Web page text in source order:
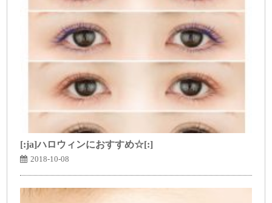
[:ja]ハロウィンにおすすめ☆[:]
2018-10-08